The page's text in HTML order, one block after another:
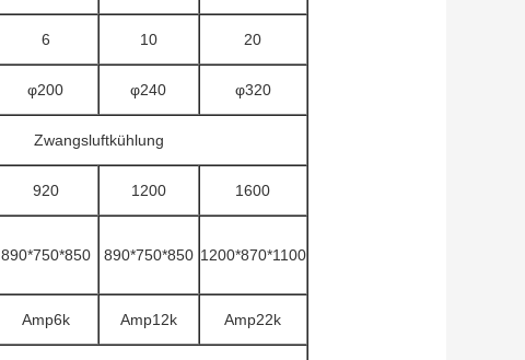
6 10 20
φ200 φ240 φ320
Zwangsluftkühlung
920 1200 1600
890*750*850 890*750*850 1200*870*1100
Amp6k Amp12k Amp22k